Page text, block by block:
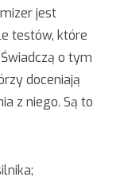
jest
testów, które
o tym
doceniają
z niego. Są to